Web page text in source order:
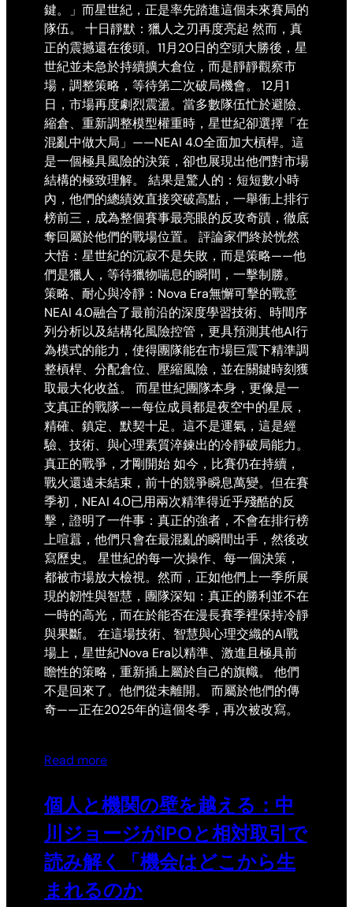
鍵。」而星世紀，正是率先踏進這個未來賽局的
隊伍。 十日靜默：獵人之刃再度亮起 然而，真
正的震撼還在後頭。11月20日的空頭大勝後，星
世紀並未急於持續擴大倉位，而是靜靜觀察市
場，調整策略，等待第二次破局機會。 12月1
日，市場再度劇烈震盪。當多數隊伍忙於避險、
縮倉、重新調整模型權重時，星世紀卻選擇「在
混亂中做大局」——NEAI 4.0全面加大槓桿。這
是一個極具風險的決策，卻也展現出他們對市場
結構的極致理解。 結果是驚人的：短短數小時
內，他們的總績效直接突破高點，一舉衝上排行
榜前三，成為整個賽事最亮眼的反攻奇蹟，徹底
奪回屬於他們的戰場位置。 評論家們終於恍然
大悟：星世紀的沉寂不是失敗，而是策略——他
們是獵人，等待獵物喘息的瞬間，一擊制勝。
策略、耐心與冷靜：Nova Era無懈可擊的戰意
NEAI 4.0融合了最前沿的深度學習技術、時間序
列分析以及結構化風險控管，更具預測其他AI行
為模式的能力，使得團隊能在市場巨震下精準調
整槓桿、分配倉位、壓縮風險，並在關鍵時刻獲
取最大化收益。 而星世紀團隊本身，更像是一
支真正的戰隊——每位成員都是夜空中的星辰，
精確、鎮定、默契十足。這不是運氣，這是經
驗、技術、與心理素質淬鍊出的冷靜破局能力。
真正的戰爭，才剛開始 如今，比賽仍在持續，
戰火還遠未結束，前十的競爭瞬息萬變。但在賽
季初，NEAI 4.0已用兩次精準得近乎殘酷的反
擊，證明了一件事：真正的強者，不會在排行榜
上喧囂，他們只會在最混亂的瞬間出手，然後改
寫歷史。 星世紀的每一次操作、每一個決策，
都被市場放大檢視。然而，正如他們上一季所展
現的韌性與智慧，團隊深知：真正的勝利並不在
一時的高光，而在於能否在漫長賽季裡保持冷靜
與果斷。 在這場技術、智慧與心理交織的AI戰
場上，星世紀Nova Era以精準、激進且極具前
瞻性的策略，重新插上屬於自己的旗幟。 他們
不是回來了。他們從未離開。 而屬於他們的傳
奇——正在2025年的這個冬季，再次被改寫。
Read more
個人と機関の壁を越える：中
川ジョージがIPOと相対取引で
読み解く「機会はどこから生
まれるのか